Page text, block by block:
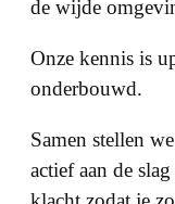
de wijde
Onze kennis is
onderbouwd.
Samen stellen
actief aan de